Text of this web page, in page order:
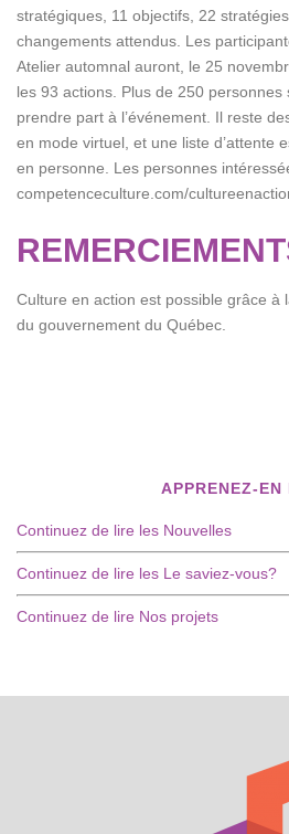
stratégiques, 11 objectifs, 22
changements attendus. Les
Atelier automnal auront, le 25
les 93 actions. Plus de 250
prendre part à l’événement. Il reste
en mode virtuel, et une liste d’attente
en personne. Les personnes
competenceculture.com/
Culture en action est possible grâce à
du gouvernement du Québec.
APPRENEZ-EN
Continuez de lire les Nouvelles
Continuez de lire les Le saviez-vous?
Continuez de lire Nos projets